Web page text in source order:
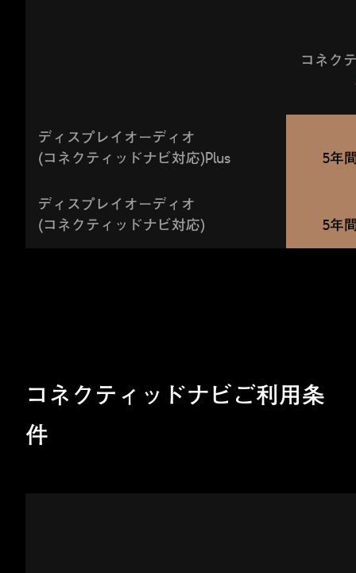
コネク
ディスプレイオーディオ
(コネクティッドナビ対応)Plus
5年
ディスプレイオーディオ
(コネクティッドナビ対応)
5年
コネクティッドナビご利用条
件